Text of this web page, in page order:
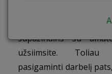
Atvykę į
priemones.
supažindins su
užsiimsite. Toliau
pasigaminti darbelį